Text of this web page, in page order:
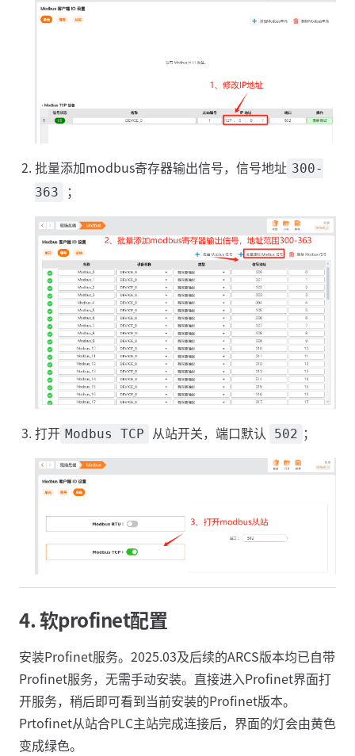
批量添加modbus寄存器输出信号，信号地址 300-
363
；
打开 Modbus TCP 从站开关，端口默认 502 ；
4. 软profinet配置
安装Profinet服务。2025.03及后续的ARCS版本均已自带
Profinet服务，无需手动安装。直接进入Profinet界面打
开服务，稍后即可看到当前安装的Profinet版本。
Prtofinet从站合PLC主站完成连接后，界面的灯会由黄色
变成绿色。